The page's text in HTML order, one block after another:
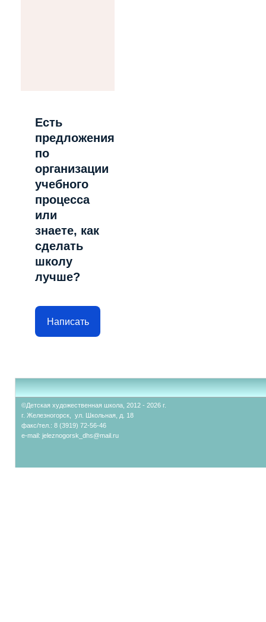
Есть
предложения
по
организации
учебного
процесса
или
знаете, как
сделать
школу
лучше?
Написать
©Детская художественная школа, 2012 - 2026 г.
г. Железногорск, ул. Школьная, д. 18
факс/тел.: 8 (3919) 72-56-46
e-mail: jeleznogorsk_dhs@mail.ru